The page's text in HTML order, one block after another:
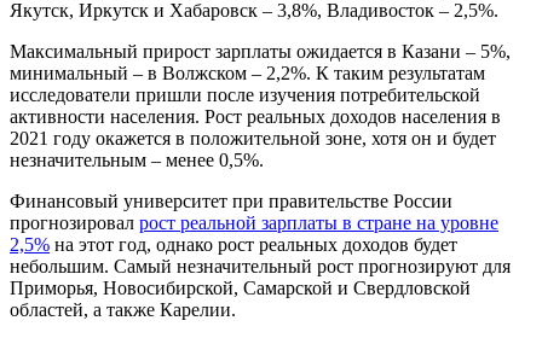
Якутск, Иркутск и Хабаровск – 3,8%, Владивосток – 2,5%.
Максимальный прирост зарплаты ожидается в Казани – 5%,
минимальный – в Волжском – 2,2%. К таким результатам
исследователи пришли после изучения потребительской
активности населения. Рост реальных доходов населения в
2021 году окажется в положительной зоне, хотя он и будет
незначительным – менее 0,5%.
Финансовый университет при правительстве России
прогнозировал рост реальной зарплаты в стране на уровне
2,5% на этот год, однако рост реальных доходов будет
небольшим. Самый незначительный рост прогнозируют для
Приморья, Новосибирской, Самарской и Свердловской
областей, а также Карелии.